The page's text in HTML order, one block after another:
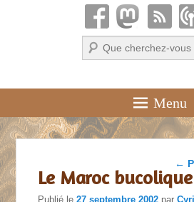
Recherche
Menu
←
Le Maroc bucolique
Publié le27 septembre 2002 par